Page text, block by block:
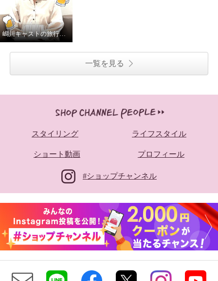
嶋川キャストの旅行事情
一覧を見る
スタイリング ライフスタイル
ショート動画 プロフィール
#ショップチャンネル